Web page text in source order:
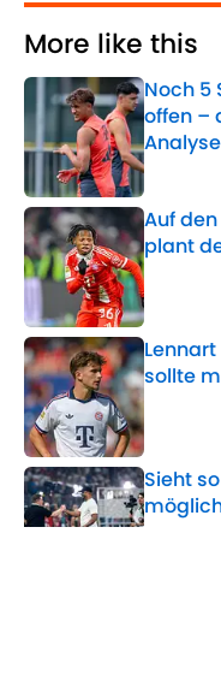
More like this
Noch 5
offen –
Analyse
Auf
plant
sollte
Sieht